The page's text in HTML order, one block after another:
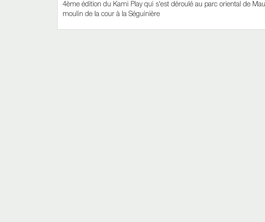
4ème édition du Kami Play qui s'est déroulé au parc oriental de
moulin de la cour à la Séguinière